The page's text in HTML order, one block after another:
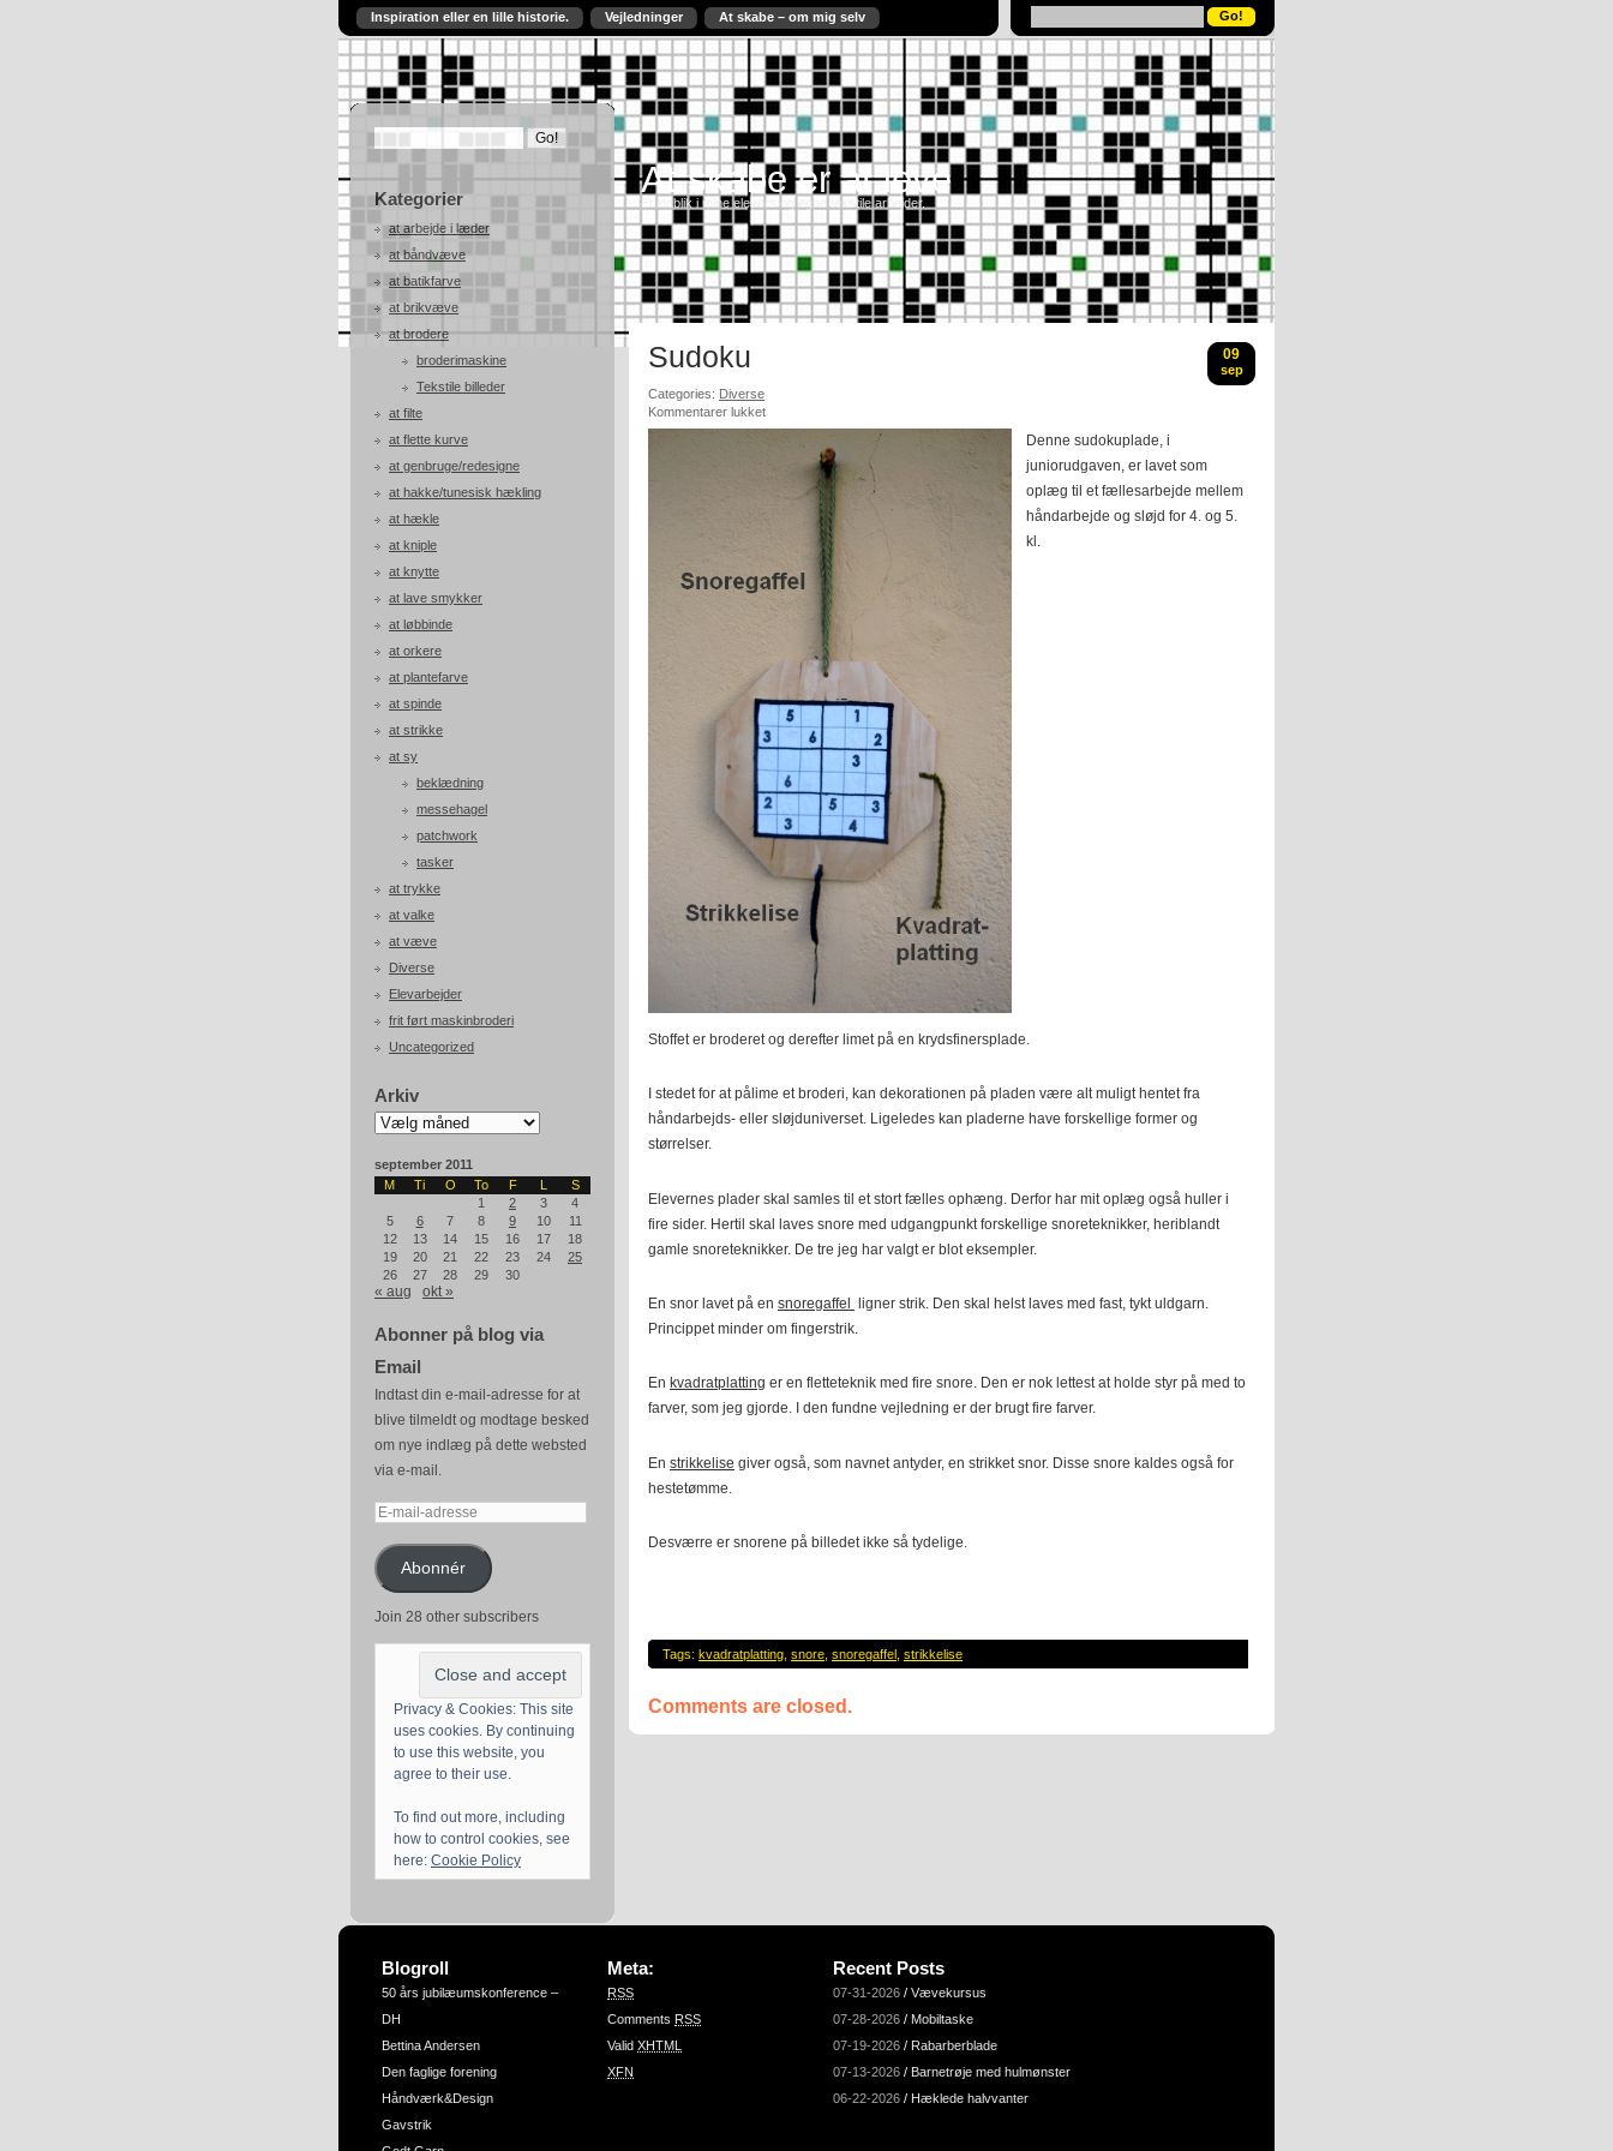
Inspiration eller en lille historie. Vejledninger At skabe – om mig selv
Kategorier
at arbejde i læder
at båndvæve
at batikfarve
at brikvæve
at brodere
broderimaskine
Tekstile billeder
at filte
at flette kurve
at genbruge/redesigne
at hakke/tunesisk hækling
at hækle
at kniple
at knytte
at lave smykker
at løbbinde
at orkere
at plantefarve
at spinde
at strikke
at sy
beklædning
messehagel
patchwork
tasker
at trykke
at valke
at væve
Diverse
Elevarbejder
frit ført maskinbroderi
Uncategorized
Arkiv
Arkiv
september 2011
M
Ti O To F L
S
1
2 3
4
5
6 7 8 9 10
11
12
13 14 15 16 17
18
19
20 21 22 23 24
25
26
27 28 29 30
« aug okt »
Abonner på blog via
Email
Indtast din e-mail-adresse for at
blive tilmeldt og modtage besked
om nye indlæg på dette websted
via e-mail.
E-
adresseAbonnér
Join 28 other subscribers
Privacy & Cookies: This site
uses cookies. By continuing
to use this website, you
agree to their use.
To find out more, including
how to control cookies, see
here: Cookie Policy
At skabe er at leve
Et indblik i mine elevers og egne tekstile arbejder.
Sudoku 09
sep
Categories: Diverse
Kommentarer lukkettil
Sudoku
Denne sudokuplade, i
juniorudgaven, er lavet som
oplæg til et fællesarbejde mellem
håndarbejde og sløjd for 4. og 5.
kl.
Stoffet er broderet og derefter limet på en krydsfinersplade.
I stedet for at pålime et broderi, kan dekorationen på pladen være alt muligt hentet fra
håndarbejds- eller sløjduniverset. Ligeledes kan pladerne have forskellige former og
størrelser.
Elevernes plader skal samles til et stort fælles ophæng. Derfor har mit oplæg også huller i
fire sider. Hertil skal laves snore med udgangpunkt forskellige snoreteknikker, heriblandt
gamle snoreteknikker. De tre jeg har valgt er blot eksempler.
En snor lavet på en snoregaffel
ligner strik. Den skal helst laves med fast, tykt uldgarn.
Princippet minder om fingerstrik.
En kvadratplatting er en fletteteknik med fire snore. Den er nok lettest at holde styr på med to
farver, som jeg gjorde. I den fundne vejledning er der brugt fire farver.
En strikkelise giver også, som navnet antyder, en strikket snor. Disse snore kaldes også for
hestetømme.
Desværre er snorene på billedet ikke så tydelige.
Tags: kvadratplatting snore snoregaffel strikkelise
Comments are closed.
Blogroll
50 års jubilæumskonference –
DH
Bettina Andersen
Den faglige forening
Håndværk&Design
Gavstrik
Meta:
RSS
Comments RSS
Valid XHTML
XFN
Recent Posts
07-31-2026 / Vævekursus
07-28-2026 / Mobiltaske
07-19-2026 / Rabarberblade
07-13-2026 / Barnetrøje med hulmønster
06-22-2026 / Hæklede halvvanter